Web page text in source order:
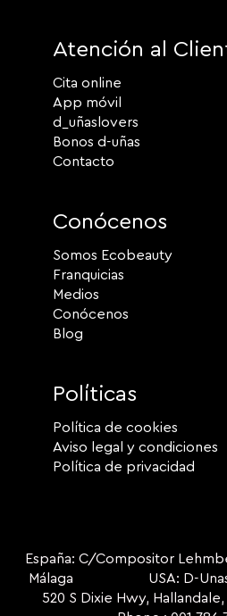
Atención al
Cita online
App móvil
d_uñaslovers
Bonos d-uñas
Contacto
Conócenos
Somos Ecobeauty
Franquicias
Medios
Conócenos
Blog
Políticas
Política de cookies
Aviso legal y condiciones
Política de privacidad
España: C/Compositor
Málaga USA: D-Unas
520 S Dixie Hwy,